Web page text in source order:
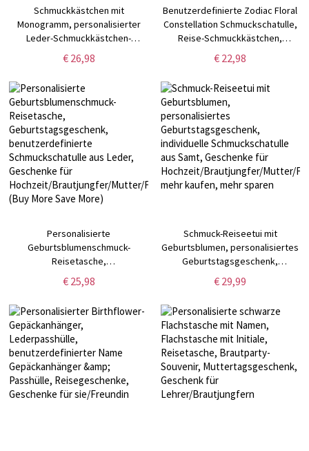
Schmuckkästchen mit
Monogramm, personalisierter
Leder-Schmuckkästchen-
Organizer, Schmuckvitrinen,
Ring-/Halsketten-/Armband-/Ohrring-
€ 26,98
Benutzerdefinierte Zodiac Floral
Constellation Schmuckschatulle,
Reise-Schmuckkästchen,
Schmuck-Geschenk-Box,
Geburtstag/Muttertag/
für Mutter/Braut/Brautjungfer
€ 22,98
Personalisierte
Geburtsblumenschmuck-
Reisetasche,
Geburtstagsgeschenk,
benutzerdefinierte
Geschenke für
Hochzeit/Brautjungfer/Mutter/Frauen
(Buy More Save More)
€ 25,98
Schmuck-Reiseetui mit
Geburtsblumen, personalisiertes
Geburtstagsgeschenk,
individuelle Schmuckschatulle
aus Samt, Geschenke für
Hochzeit/Brautjungfer/Mutter/
mehr kaufen, mehr sparen
€ 29,99